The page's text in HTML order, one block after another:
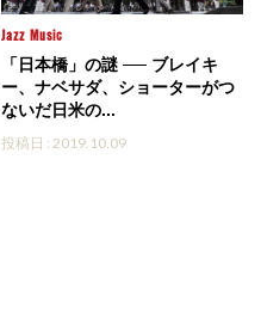
Jazz Music
「日本橋」の謎 ── ブレイキ
ー、ナベサダ、ショーターがつ
ないだ日米の...
投稿日 : 2019.10.09